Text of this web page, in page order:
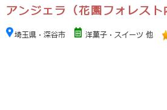
アンジェラ（花園フォレスト
埼玉県・深谷市 洋菓子・スイーツ 他